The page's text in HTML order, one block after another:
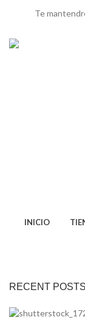
Te
INICIO
RECENT POSTS